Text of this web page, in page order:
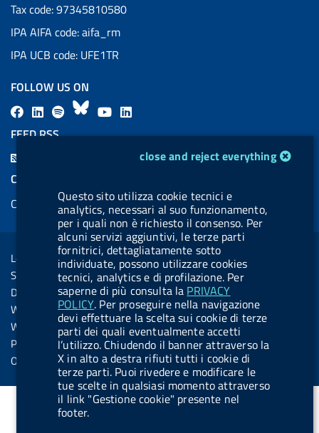
cookie management moduleclose and reject everything
Questo sito utilizza cookie tecnici e
analytics, necessari al suo funzionamento,
per i quali non è richiesto il consenso. Per
alcuni servizi aggiuntivi, le terze parti
fornitrici, dettagliatamente sotto
individuate, possono utilizzare cookies
tecnici, analytics e di profilazione. Per
saperne di più consulta la PRIVACY
POLICY. Per proseguire nella navigazione
devi effettuare la scelta sui cookie di terze
parti dei quali eventualmente accetti
l’utilizzo. Chiudendo il banner attraverso la
X in alto a destra rifiuti tutti i cookie di
terze parti. Puoi rivedere e modificare le
tue scelte in qualsiasi momento attraverso
il link "Gestione cookie" presente nel
footer.
Tax code: 97345810580
IPA AIFA code: aifa_rm
IPA UCB code: UFE1TR
FOLLOW US ON
F
a
L
i
.
b
u
t
t
o
n
.
s
p
o
t
B
k
y
Y
b
e
e
d
i
n
FEED RSS
COOKIES
Cookie management
Sezione Link Utili
Legal notice
Social Media Policy
Dichiarazione di accessibilità
Web accessibility
Website statistics
Privacy
Online services